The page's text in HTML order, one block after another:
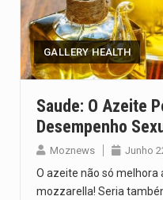
GALLERY HEALTH
Saude: O Azeite
Desempenho
Moznews Junho
O azeite não só melhora
mozzarella! Seria